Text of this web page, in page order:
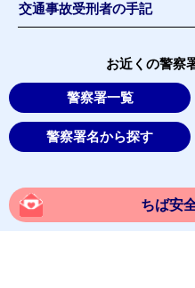
交通事故受刑者の手記
お近くの警察
警察署一覧
警察署名から探す
ちば安